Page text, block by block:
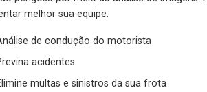
melhor sua equipe.
de condução do motorista
acidentes
multas e sinistros da sua frota